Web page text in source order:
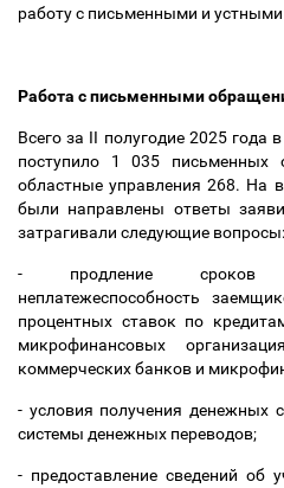
работу с письменными и
Работа с письменными
Всего за II полугодие 2025 года
поступило 1 035 письменных
областные управления 268. На
были направлены ответы
затрагивали следующие вопросы:
- продление сроков
неплатежеспособность
процентных ставок по
микрофинансовых
коммерческих банков и
- условия получения денежных
системы денежных переводов;
- предоставление сведений об